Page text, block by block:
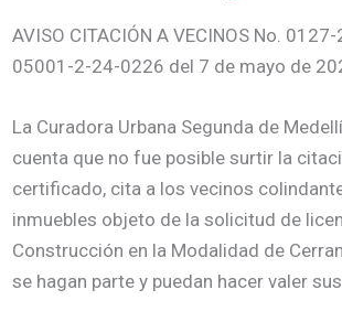
AVISO CITACIÓN A VECINOS No.
05001-2-24-0226 del 7 de mayo de
La Curadora Urbana Segunda de
cuenta que no fue posible surtir la
certificado, cita a los vecinos
inmuebles objeto de la solicitud de
Construcción en la Modalidad de
se hagan parte y puedan hacer valer